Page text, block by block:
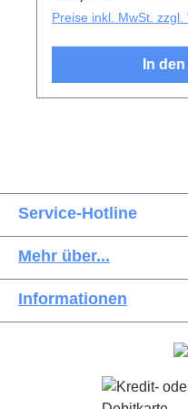
Preise inkl. MwSt. zzgl.
In
Service-Hotline
Mehr über...
Informationen